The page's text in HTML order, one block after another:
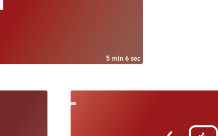
5 min 6 sec